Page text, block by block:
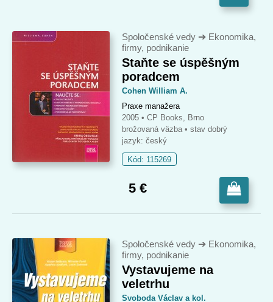
Spoločenské vedy ➔ Ekonomika,
firmy, podnikanie
Staňte se úspěšným
poradcem
Cohen William A.
Praxe manažera
2005 • CP Books, Brno
brožovaná väzba • stav dobrý
jazyk: český
Kód: 115269
5 €
Spoločenské vedy ➔ Ekonomika,
firmy, podnikanie
Vystavujeme na
veletrhu
Svoboda Václav a kol.